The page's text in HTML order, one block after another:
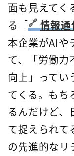
面も見えてく
る「
情報
本企業がAIや
て、「労働力
向上」ってい
てくる。もち
るんだけど、
て捉えられて
の先進的なリ